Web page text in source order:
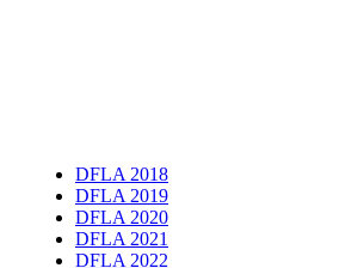
DFLA 2018
DFLA 2019
DFLA 2020
DFLA 2021
DFLA 2022